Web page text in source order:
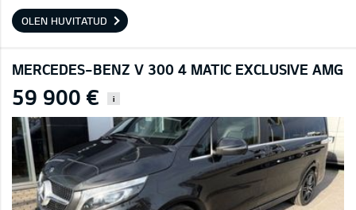
OLEN HUVITATUD
MERCEDES-BENZ V 300 4 MATIC EXCLUSIVE AMG
59 900 € i